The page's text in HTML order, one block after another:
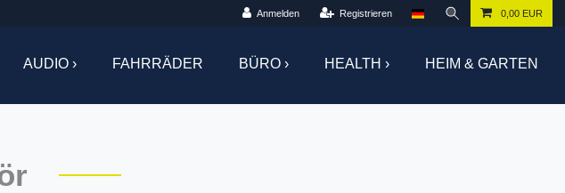
Anmelden Registrieren 0,00 EUR
AUDIO › FAHRRÄDER BÜRO › HEALTH › HEIM & GARTEN